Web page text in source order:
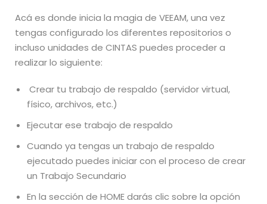
Acá es donde inicia la magia de VEEAM, una vez
tengas configurado los diferentes repositorios o
incluso unidades de CINTAS puedes proceder a
realizar lo siguiente:
Crear tu trabajo de respaldo (servidor virtual,
físico, archivos, etc.)
Ejecutar ese trabajo de respaldo
Cuando ya tengas un trabajo de respaldo
ejecutado puedes iniciar con el proceso de crear
un Trabajo Secundario
En la sección de HOME darás clic sobre la opción